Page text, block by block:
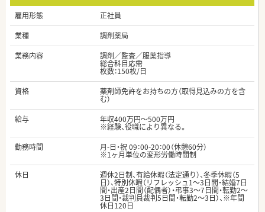
雇用形態
正社員
業種
調剤薬局
業務内容
調剤／監査／服薬指導
総合科目応需
枚数：150枚/日
資格
薬剤師免許をお持ちの方（取得見込みの方を含
む）
給与
年収400万円～500万円
※経験、役職により異なる。
勤務時間
月-日・祝 09：00-20：00（休憩60分）
※1ヶ月単位の変形労働時間制
休日
週休2日制、有給休暇（法定通り）、冬季休暇（5
日）、特別休暇（リフレッシュ1～3日間・結婚7日
間・出産2日間（配偶者）・弔事3～7日間・転勤2～
3日間・裁判員裁判5日間・転勤2～3日）、※年間
休日120日